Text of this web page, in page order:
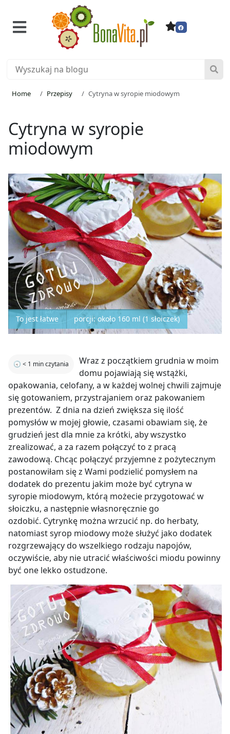
Home Przepisy Cytryna w syropie miodowym
Cytryna w syropie
miodowym
To jest łatwe porcji: około 160 ml (1 słoiczek)
🕣 < 1 min czytania
Wraz z początkiem grudnia w moim
domu pojawiają się wstążki,
opakowania, celofany, a w każdej wolnej chwili zajmuje
się gotowaniem, przystrajaniem oraz pakowaniem
prezentów. Z dnia na dzień zwiększa się ilość
pomysłów w mojej głowie, czasami obawiam się, że
grudzień jest dla mnie za krótki, aby wszystko
zrealizować, a za razem połączyć to z pracą
zawodową. Chcąc połączyć przyjemne z pożytecznym
postanowiłam się z Wami podzielić pomysłem na
dodatek do prezentu jakim może być cytryna w
syropie miodowym, którą możecie przygotować w
słoiczku, a następnie własnoręcznie go
ozdobić. Cytrynkę można wrzucić np. do herbaty,
natomiast syrop miodowy może służyć jako dodatek
rozgrzewający do wszelkiego rodzaju napojów,
oczywiście, aby nie utracić właściwości miodu powinny
być one lekko ostudzone.